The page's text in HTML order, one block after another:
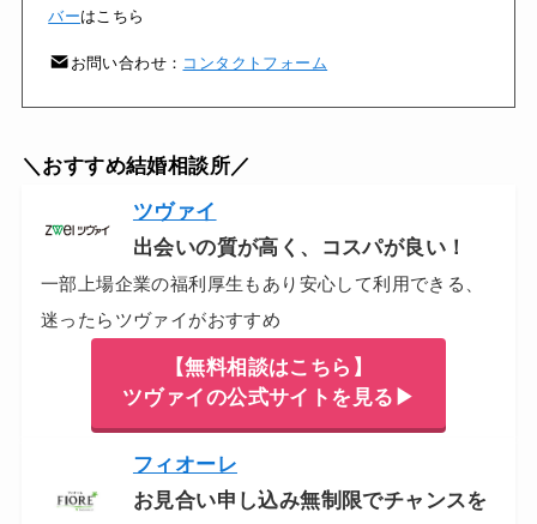
バーはこちら
お問い合わせ： コンタクトフォーム
＼おすすめ結婚相談所／
ツヴァイ
出会いの質が高く、コスパが良い！
一部上場企業の福利厚生もあり安心して利用できる、
迷ったらツヴァイがおすすめ
【無料相談はこちら】
ツヴァイの公式サイトを見る▶
フィオーレ
お見合い申し込み無制限でチャンスを